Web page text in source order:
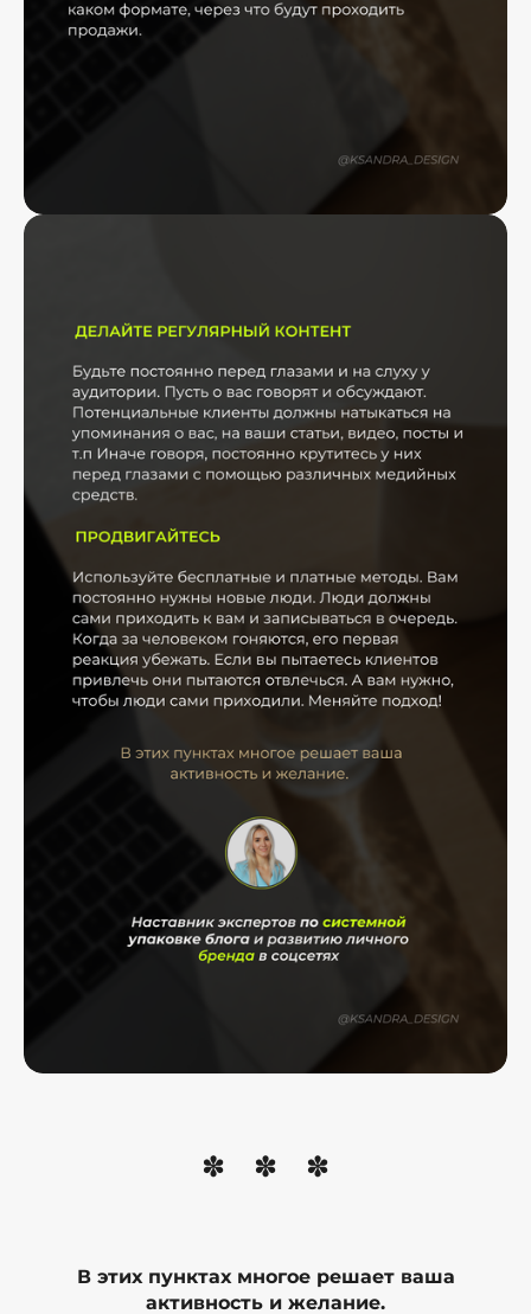
В этих пунктах многое решает ваша
активность и желание.